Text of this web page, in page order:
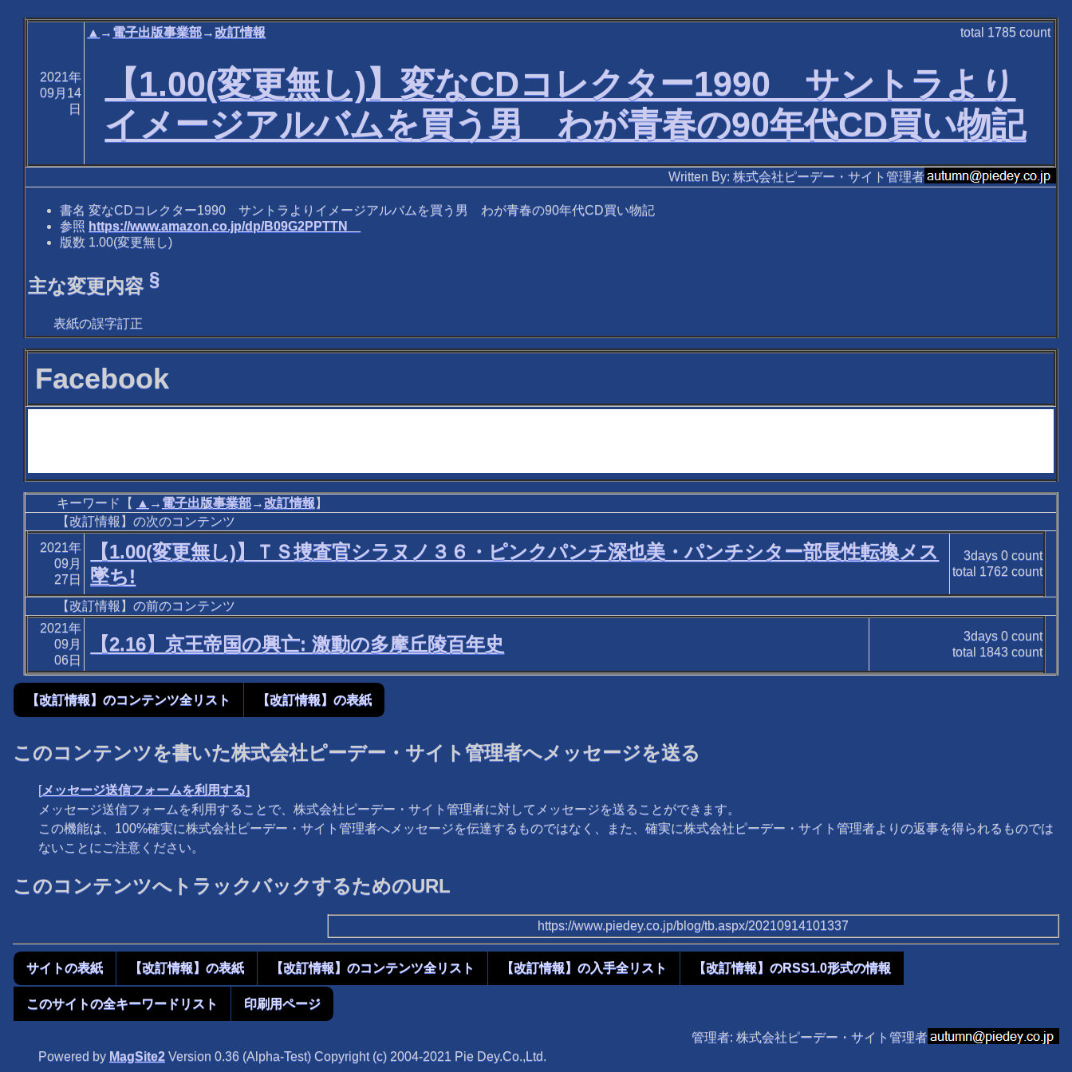
2021年
09月14
日
▲ → 電子出版事業部→改訂情報 total 1785 count
【1.00(変更無し)】変なCDコレクター1990 サントラより
イメージアルバムを買う男 わが青春の90年代CD買い物記
Written By: 株式会社ピーデー・サイト管理者
書名 変なCDコレクター1990 サントラよりイメージアルバムを買う男 わが青春の90年代CD買い物記
参照 https://www.amazon.co.jp/dp/B09G2PPTTN
版数 1.00(変更無し)
主な変更内容§
表紙の誤字訂正
Facebook
キーワード【 ▲ → 電子出版事業部→改訂情報】
【改訂情報】の次のコンテンツ
2021年
09月
27日
【1.00(変更無し)】ＴＳ捜査官シラヌノ３６・ピンクパンチ深也美・パンチシター部長性転換メス
墜ち!
3days 0count
total 1762 count
【改訂情報】の前のコンテンツ
2021年
09月
06日
【2.16】京王帝国の興亡: 激動の多摩丘陵百年史 3days 0count
total 1843count
【改訂情報】のコンテンツ全リスト 【改訂情報】の表紙
このコンテンツを書いた株式会社ピーデー・サイト管理者へメッセージを送る
[メッセージ送信フォームを利用する]
メッセージ送信フォームを利用することで、株式会社ピーデー・サイト管理者に対してメッセージを送ることができます。
この機能は、100%確実に株式会社ピーデー・サイト管理者へメッセージを伝達するものではなく、また、確実に株式会社ピーデー・サイト管理者よりの返事を得られるものでは
ないことにご注意ください。
このコンテンツへトラックバックするためのURL
https://www.piedey.co.jp/blog/tb.aspx/20210914101337
サイトの表紙 【改訂情報】の表紙 【改訂情報】のコンテンツ全リスト 【改訂情報】の入手全リスト 【改訂情報】のRSS1.0形式の情報
このサイトの全キーワードリスト 印刷用ページ
管理者: 株式会社ピーデー・サイト管理者
Powered by MagSite2 Version 0.36 (Alpha-Test) Copyright (c) 2004-2021 Pie Dey.Co.,Ltd.